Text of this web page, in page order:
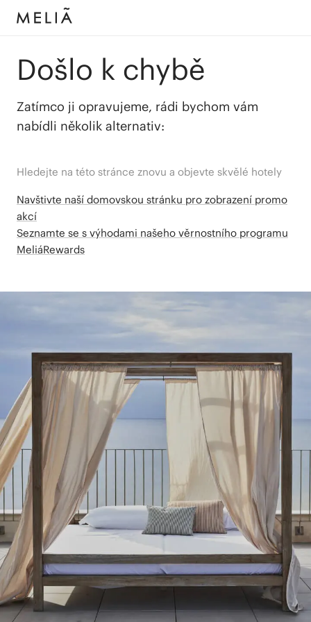
Došlo k chybě
Zatímco ji opravujeme, rádi bychom vám
nabídli několik alternativ:
Hledejte na této stránce znovu a objevte skvělé hotely
Navštivte naší domovskou stránku pro zobrazení promo
akcí
Seznamte se s výhodami našeho věrnostního programu
MeliáRewards